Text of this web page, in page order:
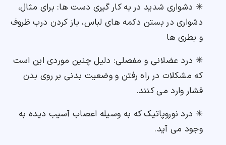
✳ دشواری شدید در به کار گیری دست ها: برای مثال،
دشواری در بستن دکمه های لباس، باز کردن درب ظروف
و بطری ها
✳ درد عضلانی و مفصلی: دلیل چنین موردی این است
که مشکلات در راه رفتن و وضعیت بدنی بر روی بدن
فشار وارد می کنند.
✳ درد نوروپاتیک که به وسیله اعصاب آسیب دیده به
وجود می آید.